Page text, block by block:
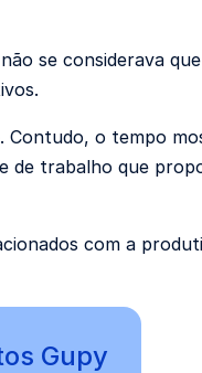
se considerava
Contudo, o tempo
de trabalho que
com a
Gupy